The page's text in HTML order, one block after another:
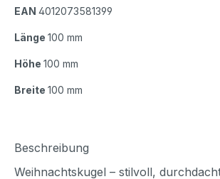
EAN 4012073581399
Länge 100 mm
Höhe 100 mm
Breite 100 mm
Beschreibung
Weihnachtskugel – stilvoll,